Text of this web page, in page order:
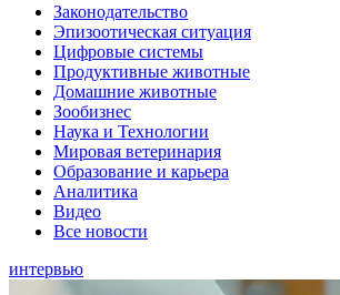
Законодательство
Эпизоотическая ситуация
Цифровые системы
Продуктивные животные
Домашние животные
Зообизнес
Наука и Технологии
Мировая ветеринария
Образование и карьера
Аналитика
Видео
Все новости
интервью